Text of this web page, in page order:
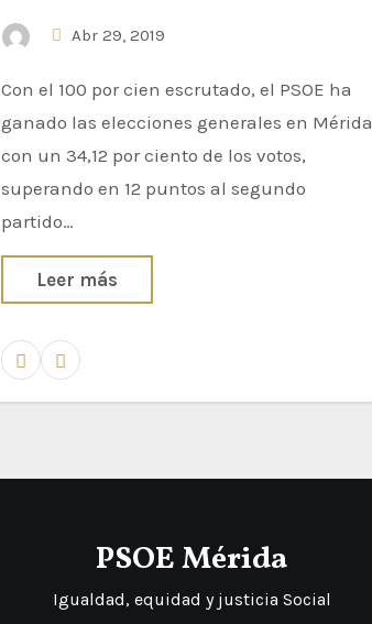
Abr 29, 2019
Con el 100 por cien escrutado, el PSOE ha
ganado las elecciones generales en Mérida
con un 34,12 por ciento de los votos,
superando en 12 puntos al segundo
partido…
Leer más
PSOE Mérida
Igualdad, equidad y justicia Social